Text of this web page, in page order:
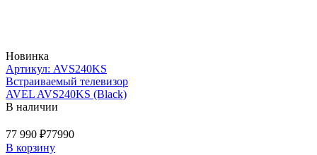
Новинка
Артикул: AVS240KS
Встраиваемый телевизор
AVEL AVS240KS (Black)
В наличии
77 990 ₽77990
В корзину